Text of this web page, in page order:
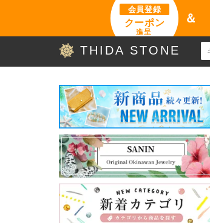
会員登録
クーポン
進呈
＆
THIDA STONE